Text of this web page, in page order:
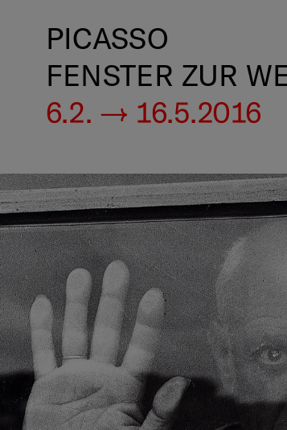
PICASSO
FENSTER ZUR
6.2. — 16.5.2016